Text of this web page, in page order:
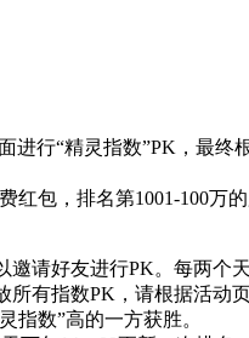
进行“精灵指数”PK，最
包，排名第1001-100万
请好友进行PK。每两个
有指数PK，请根据活动
指数”高的一方获胜。